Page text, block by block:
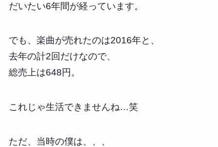
だいたい6年間が経っています。
でも、楽曲が売れたのは2016年と、
去年の計2回だけなので、
総売上は648円。
これじゃ生活できませんね…笑
ただ、当時の僕は、、、